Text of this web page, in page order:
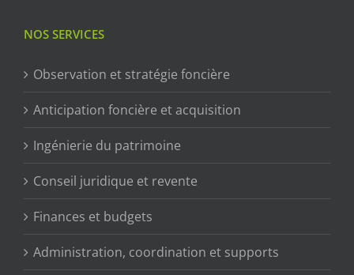
NOS SERVICES
Observation et stratégie foncière
Anticipation foncière et acquisition
Ingénierie du patrimoine
Conseil juridique et revente
Finances et budgets
Administration, coordination et supports